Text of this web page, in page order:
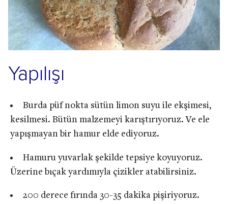
Yapılışı
Burda püf nokta sütün limon suyu ile ekşimesi,
kesilmesi. Bütün malzemeyi karıştırıyoruz. Ve ele
yapışmayan bir hamur elde ediyoruz.
Hamuru yuvarlak şekilde tepsiye koyuyoruz.
Üzerine bıçak yardımıyla çizikler atabilirsiniz.
200 derece fırında 30-35 dakika pişiriyoruz.